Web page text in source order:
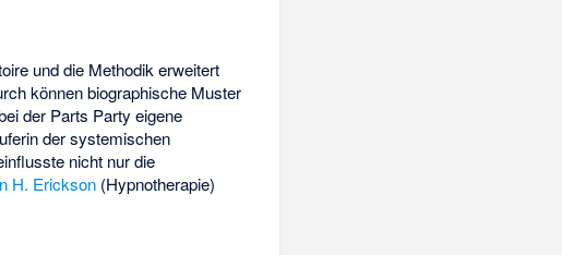
und die Methodik erweitert
können biographische Muster
der Parts Party eigene
der systemischen
nicht nur die
H. Erickson (Hypnotherapie)